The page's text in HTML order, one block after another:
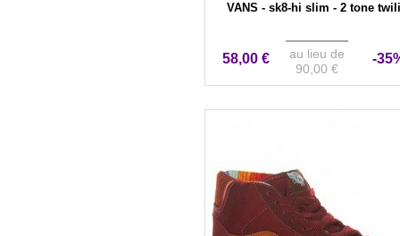
VANS - sk8-hi slim - 2 tone
58,00 €
au lieu de
90,00 €
-